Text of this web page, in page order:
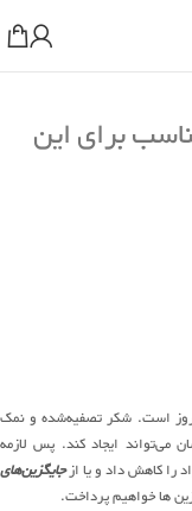
مناسب برای این
روز است. شکر تصفیه‌شده و نمک
می‌تواند ایجاد کند. پس لازمه
را کاهش داد و یا ازجایگزین‌های
ها خواهیم پرداخت.